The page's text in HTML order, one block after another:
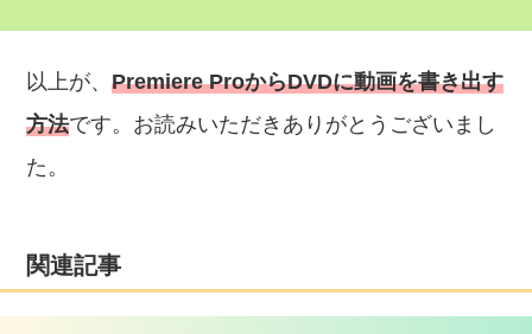
以上が、Premiere ProからDVDに動画を書き出す
方法です。お読みいただきありがとうございまし
た。
関連記事